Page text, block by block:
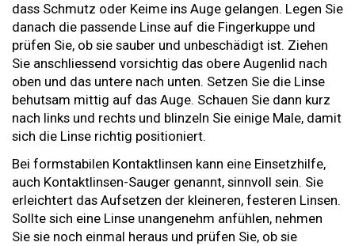
dass Schmutz oder Keime ins Auge gelangen. Legen Sie
danach die passende Linse auf die Fingerkuppe und
prüfen Sie, ob sie sauber und unbeschädigt ist. Ziehen
Sie anschliessend vorsichtig das obere Augenlid nach
oben und das untere nach unten. Setzen Sie die Linse
behutsam mittig auf das Auge. Schauen Sie dann kurz
nach links und rechts und blinzeln Sie einige Male, damit
sich die Linse richtig positioniert.
Bei formstabilen Kontaktlinsen kann eine Einsetzhilfe,
auch Kontaktlinsen-Sauger genannt, sinnvoll sein. Sie
erleichtert das Aufsetzen der kleineren, festeren Linsen.
Sollte sich eine Linse unangenehm anfühlen, nehmen
Sie sie noch einmal heraus und prüfen Sie, ob sie